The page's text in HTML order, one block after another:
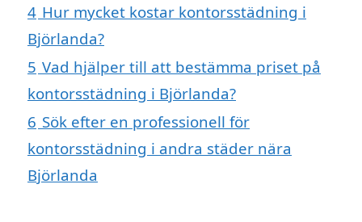
4 Hur mycket kostar kontorsstädning i
Björlanda?
5 Vad hjälper till att bestämma priset på
kontorsstädning i Björlanda?
6 Sök efter en professionell för
kontorsstädning i andra städer nära
Björlanda